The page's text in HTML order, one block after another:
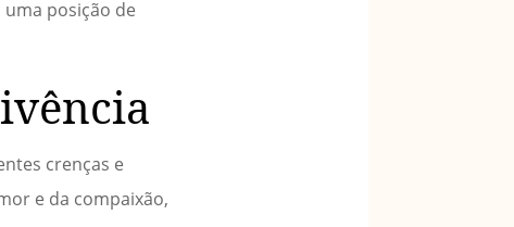
posição de
crenças e
e da compaixão,